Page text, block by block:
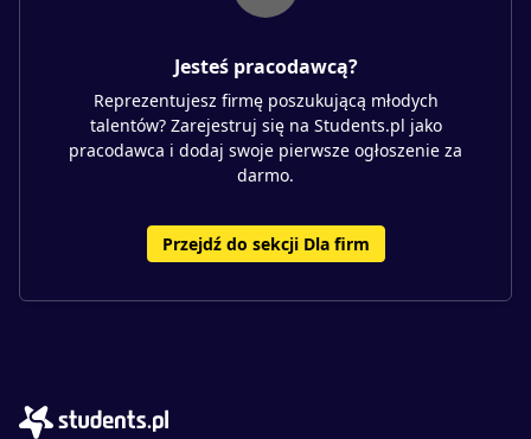
Jesteś pracodawcą?
Reprezentujesz firmę poszukującą młodych
talentów? Zarejestruj się na Students.pl jako
pracodawca i dodaj swoje pierwsze ogłoszenie za
darmo.
Przejdź do sekcji Dla firm